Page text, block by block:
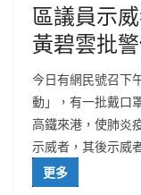
區議員示
黃碧雲批
今日有網民號召下
動」，有一批戴口
高鐵來港，使肺炎
示威者，其後示威
更多